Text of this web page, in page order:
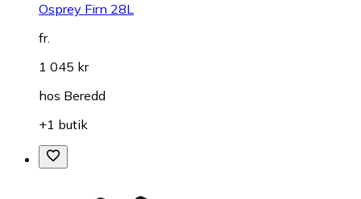
Osprey Firn 28L
fr.
1 045 kr
hos Beredd
+1 butik